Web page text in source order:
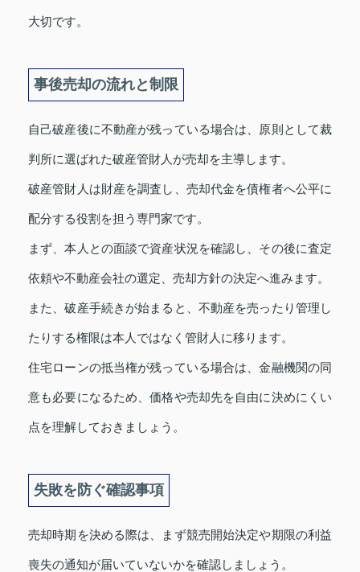
大切です。
事後売却の流れと制限
自己破産後に不動産が残っている場合は、原則として裁
判所に選ばれた破産管財人が売却を主導します。
破産管財人は財産を調査し、売却代金を債権者へ公平に
配分する役割を担う専門家です。
まず、本人との面談で資産状況を確認し、その後に査定
依頼や不動産会社の選定、売却方針の決定へ進みます。
また、破産手続きが始まると、不動産を売ったり管理し
たりする権限は本人ではなく管財人に移ります。
住宅ローンの抵当権が残っている場合は、金融機関の同
意も必要になるため、価格や売却先を自由に決めにくい
点を理解しておきましょう。
失敗を防ぐ確認事項
売却時期を決める際は、まず競売開始決定や期限の利益
喪失の通知が届いていないかを確認しましょう。